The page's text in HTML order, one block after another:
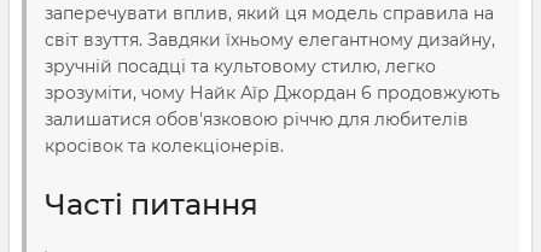
заперечувати вплив, який ця модель справила на
світ взуття. Завдяки їхньому елегантному дизайну,
зручній посадці та культовому стилю, легко
зрозуміти, чому Найк Аїр Джордан 6 продовжують
залишатися обов'язковою річчю для любителів
кросівок та колекціонерів.
Часті питання